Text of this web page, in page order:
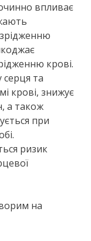
впливає
крові.
та
крові, знижує
а також
при
ризик
на